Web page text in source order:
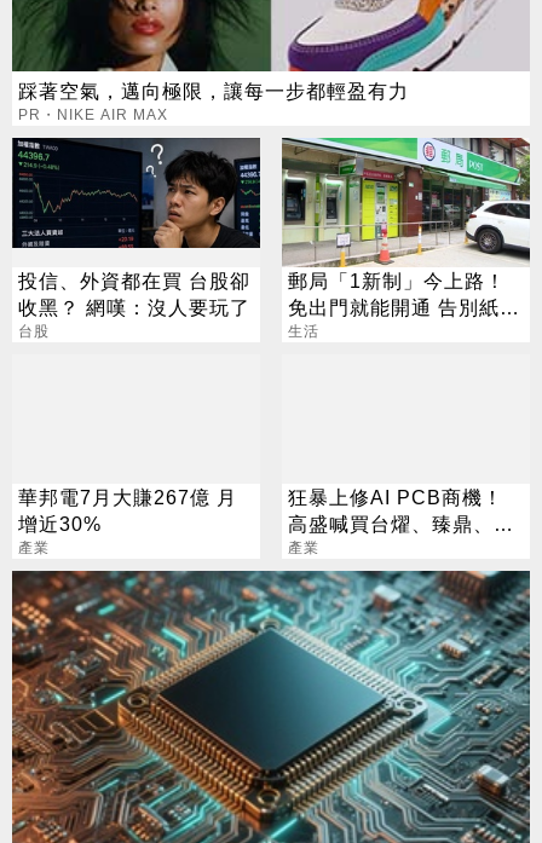
踩著空氣，邁向極限，讓每一步都輕盈有力
PR・NIKE AIR MAX
投信、外資都在買 台股卻
收黑？ 網嘆：沒人要玩了
台股
郵局「1新制」今上路！
免出門就能開通 告別紙本
不用跑臨櫃
生活
華邦電7月大賺267億 月
增近30%
產業
狂暴上修AI PCB商機！
高盛喊買台燿、臻鼎、台
產業